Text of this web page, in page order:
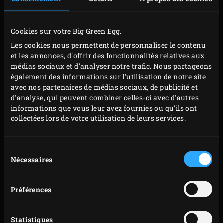
Cookies sur votre Big Green Egg.
Les cookies nous permettent de personnaliser le contenu
et les annonces, d'offrir des fonctionnalités relatives aux
médias sociaux et d'analyser notre trafic. Nous partageons
également des informations sur l'utilisation de notre site
avec nos partenaires de médias sociaux, de publicité et
d'analyse, qui peuvent combiner celles-ci avec d'autres
informations que vous leur avez fournies ou qu'ils ont
collectées lors de votre utilisation de leurs services.
duNécessaires
Préférences
Statistiques
CARRÉ DE VEAU AVEC
HARICOTS VERTS,
CHAMPIGNONS FARCIS,
GRATIN DE POMMES DE